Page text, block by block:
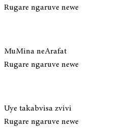
Rugare ngaruve newe
MuMina neArafat
Rugare ngaruve newe
Uye takabvisa zvivi
Rugare ngaruve newe